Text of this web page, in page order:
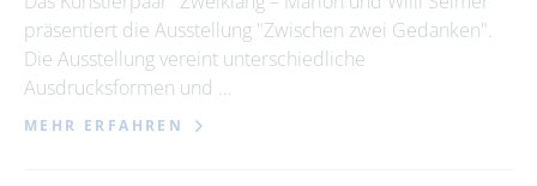
präsentiert die Ausstellung "Zwischen zwei Gedanken".
Die Ausstellung vereint unterschiedliche
Ausdrucksformen und …
MEHR ERFAHREN